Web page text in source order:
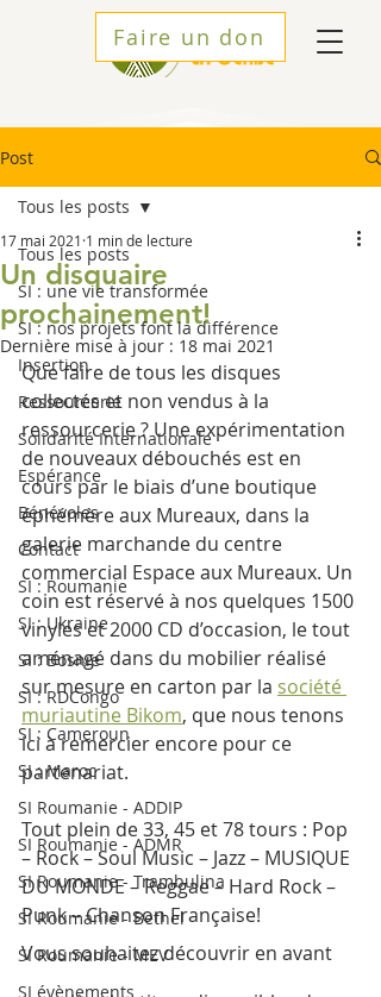
Faire un don
Post
Tous les posts
SI : une vie transformée
SI : nos projets font la différence
Insertion
Ressourcerie
Solidarité Internationale
Espérance
Bénévoles
Contact
SI : Roumanie
SI : Ukraine
SI : Bosnie
SI : RDCongo
SI : Cameroun
SI : Maroc
SI Roumanie - ADDIP
SI Roumanie - ADMR
SI Roumanie - Trambulina
SI Roumanie - Bethel
SI Roumanie - MEV
SI évènements
Tous les posts
Un disquaire
prochainement!
17 mai 2021 1 min de lecture
Dernière mise à jour : 18 mai 2021
Que faire de tous les disques
collectés et non vendus à la
ressourcerie ? Une expérimentation
de nouveaux débouchés est en
cours par le biais d’une boutique
éphémère aux Mureaux, dans la
galerie marchande du centre
commercial Espace aux Mureaux. Un
coin est réservé à nos quelques 1500
vinyles et 2000 CD d’occasion, le tout
aménagé dans du mobilier réalisé
sur mesure en carton par la société
muriautine Bikom, que nous tenons
ici à remercier encore pour ce
partenariat.
Tout plein de 33, 45 et 78 tours : Pop
– Rock – Soul Music – Jazz – MUSIQUE
DU MONDE – Reggae – Hard Rock –
Punk – Chanson Française!
Vous souhaitez découvrir en avant